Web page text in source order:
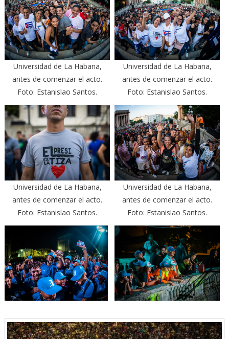
Universidad de La Habana,
antes de comenzar el acto.
Foto: Estanislao Santos.
Universidad de La Habana,
antes de comenzar el acto.
Foto: Estanislao Santos.
Universidad de La Habana,
antes de comenzar el acto.
Foto: Estanislao Santos.
Universidad de La Habana,
antes de comenzar el acto.
Foto: Estanislao Santos.